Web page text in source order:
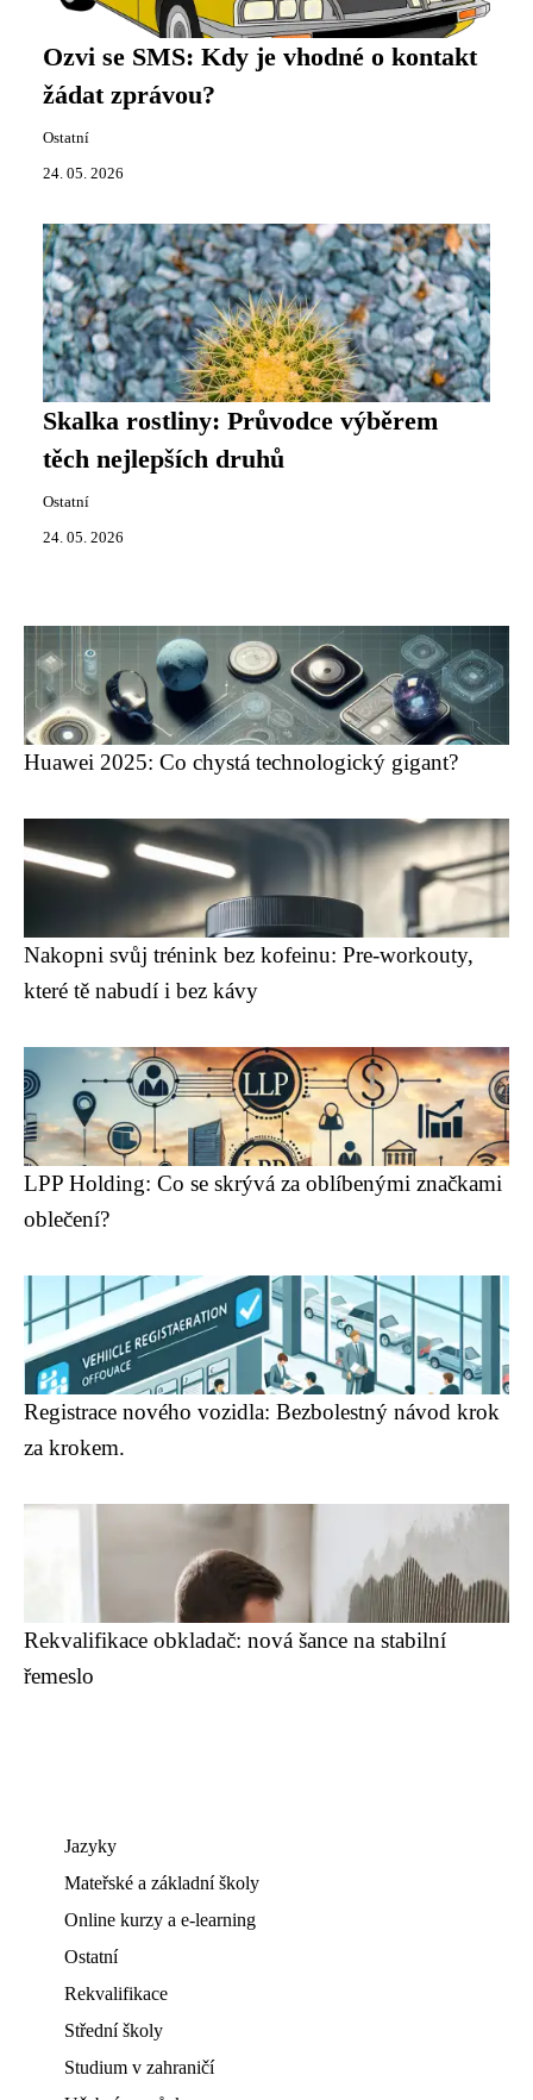
Ozvi se SMS: Kdy je vhodné o kontakt
žádat zprávou?
Ostatní
24. 05. 2026
Skalka rostliny: Průvodce výběrem
těch nejlepších druhů
Ostatní
24. 05. 2026
Huawei 2025: Co chystá technologický gigant?
Nakopni svůj trénink bez kofeinu: Pre-workouty,
které tě nabudí i bez kávy
LPP Holding: Co se skrývá za oblíbenými značkami
oblečení?
Registrace nového vozidla: Bezbolestný návod krok
za krokem.
Rekvalifikace obkladač: nová šance na stabilní
řemeslo
Jazyky
Mateřské a základní školy
Online kurzy a e-learning
Ostatní
Rekvalifikace
Střední školy
Studium v zahraničí